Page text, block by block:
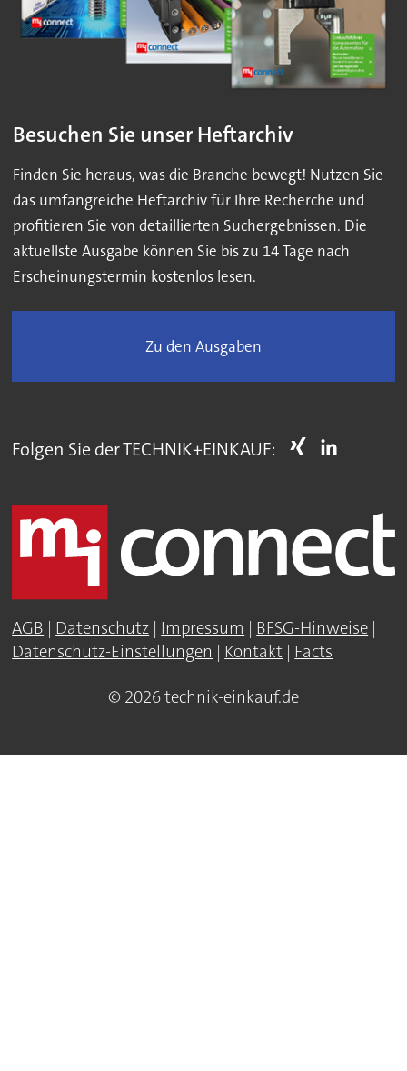
Besuchen Sie unser Heftarchiv
Finden Sie heraus, was die Branche bewegt! Nutzen Sie
das umfangreiche Heftarchiv für Ihre Recherche und
profitieren Sie von detaillierten Suchergebnissen. Die
aktuellste Ausgabe können Sie bis zu 14 Tage nach
Erscheinungstermin kostenlos lesen.
Zu den Ausgaben
Folgen Sie der TECHNIK+EINKAUF:
AGB | Datenschutz | Impressum | BFSG-Hinweise |
Datenschutz-Einstellungen | Kontakt | Facts
© 2026 technik-einkauf.de